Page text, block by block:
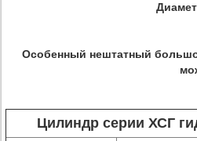
Особенный нештатный
Цилиндр серии ХСГ